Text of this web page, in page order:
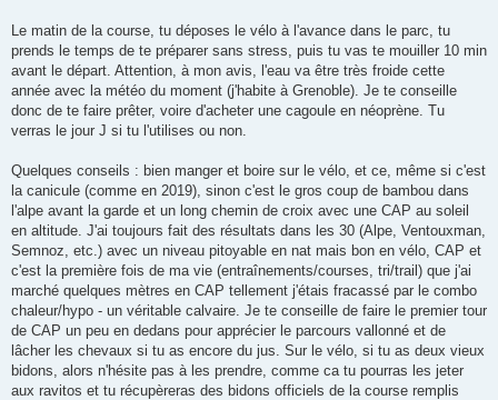
Le matin de la course, tu déposes le vélo à l'avance dans le parc, tu
prends le temps de te préparer sans stress, puis tu vas te mouiller 10 min
avant le départ. Attention, à mon avis, l'eau va être très froide cette
année avec la météo du moment (j'habite à Grenoble). Je te conseille
donc de te faire prêter, voire d'acheter une cagoule en néoprène. Tu
verras le jour J si tu l'utilises ou non.
Quelques conseils : bien manger et boire sur le vélo, et ce, même si c'est
la canicule (comme en 2019), sinon c'est le gros coup de bambou dans
l'alpe avant la garde et un long chemin de croix avec une CAP au soleil
en altitude. J'ai toujours fait des résultats dans les 30 (Alpe, Ventouxman,
Semnoz, etc.) avec un niveau pitoyable en nat mais bon en vélo, CAP et
c'est la première fois de ma vie (entraînements/courses, tri/trail) que j'ai
marché quelques mètres en CAP tellement j'étais fracassé par le combo
chaleur/hypo - un véritable calvaire. Je te conseille de faire le premier tour
de CAP un peu en dedans pour apprécier le parcours vallonné et de
lâcher les chevaux si tu as encore du jus. Sur le vélo, si tu as deux vieux
bidons, alors n'hésite pas à les prendre, comme ca tu pourras les jeter
aux ravitos et tu récupèreras des bidons officiels de la course remplis